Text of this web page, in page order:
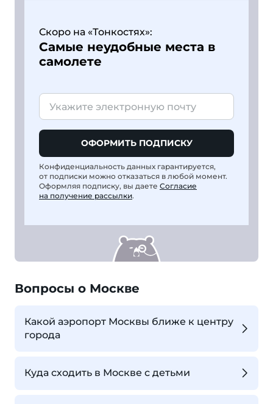
Скоро на «Тонкостях»:
Самые неудобные места в
самолете
ОФОРМИТЬ ПОДПИСКУ
Конфиденциальность данных гарантируется,
от подписки можно отказаться в любой момент.
Оформляя подписку, вы даете Согласие
на получение рассылки.
Вопросы о Москве
Какой аэропорт Москвы ближе к центру
города
Куда сходить в Москве с детьми